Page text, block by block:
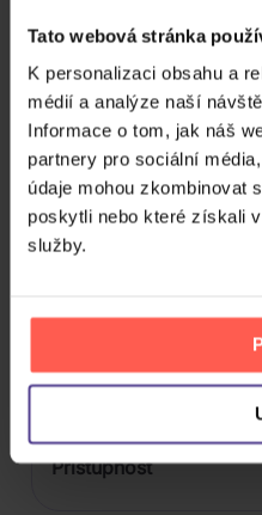
Tato webová stránka
K personalizaci obsahu a
médií a analýze naší
Informace o tom, jak náš
partnery pro sociální
údaje mohou zkombinovat
poskytli nebo které získali
služby.
Počet BD
Počet vinyl
Počet KiT
Balení média
Formát média
Zvuk
Titulky
Přístupnost